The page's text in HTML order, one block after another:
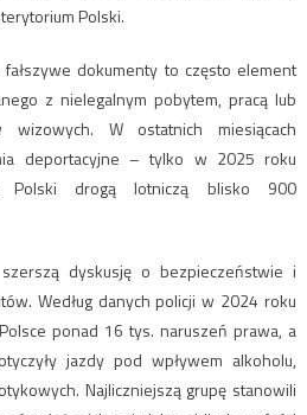
Polski.
dokumenty to często element
z nielegalnym pobytem, pracą lub
wizowych. W ostatnich miesiącach
deportacyjne – tylko w 2025 roku
Polski drogą lotniczą blisko 900
dyskusję o bezpieczeństwie i
Według danych policji w 2024 roku
ponad 16 tys. naruszeń prawa, a
jazdy pod wpływem alkoholu,
Najliczniejszą grupę stanowili